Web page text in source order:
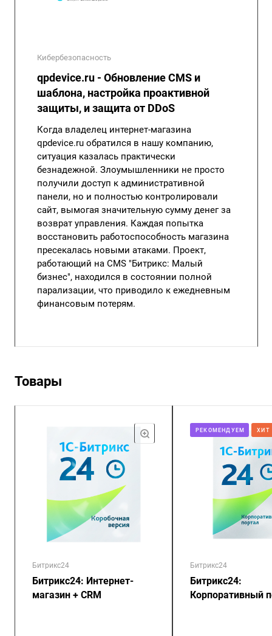
Кибербезопасность
qpdevice.ru - Обновление CMS и
шаблона, настройка проактивной
защиты, и защита от DDoS
Когда владелец интернет-магазина
qpdevice.ru обратился в нашу компанию,
ситуация казалась практически
безнадежной. Злоумышленники не просто
получили доступ к административной
панели, но и полностью контролировали
сайт, вымогая значительную сумму денег за
возврат управления. Каждая попытка
восстановить работоспособность магазина
пресекалась новыми атаками. Проект,
работающий на CMS "Битрикс: Малый
бизнес", находился в состоянии полной
парализации, что приводило к ежедневным
финансовым потерям.
Товары
Битрикс24
Битрикс24: Интернет-
магазин + CRM
РЕКОМЕНДУЕМ ХИТ
Битрикс24
Битрикс24:
Корпоративный